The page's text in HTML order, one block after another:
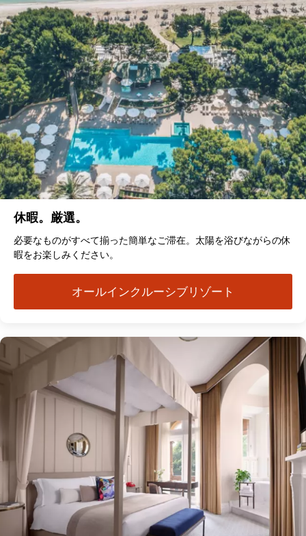
休暇。厳選。
必要なものがすべて揃った簡単なご滞在。太陽を浴びながらの休
暇をお楽しみください。
オールインクルーシブリゾート